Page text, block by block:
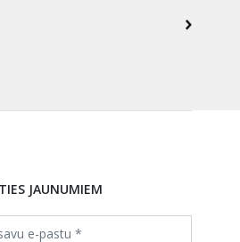
JAUNUMIEM